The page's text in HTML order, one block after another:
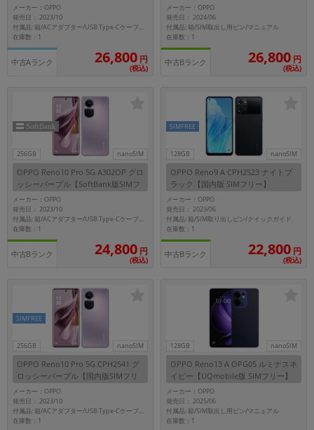
ー】
メーカー：OPPO
発売日： 2023/10
付属品: 箱/ACアダプター/USB Type-Cケーブル/保護ケース/SIM取り出し用ピン/クイックガイド
在庫数：1
中古Aランク 26,800 円
(税込)
メーカー：OPPO
発売日： 2024/06
付属品: 箱/SIM取出し用ピン/マニュアル
在庫数：1
中古Bランク 26,800 円
(税込)
256GB nanoSIM
OPPO Reno10 Pro 5G A302OP グロ
ッシーパープル【SoftBank版SIMフ
リー】
メーカー：OPPO
発売日： 2023/10
付属品: 箱/ACアダプター/USB Type-Cケーブル/保護ケース/SIM取り出し用ピン/クイックガイド
在庫数：1
中古Bランク 24,800 円
(税込)
128GB nanoSIM
SIMFREE
OPPO Reno9 A CPH2523 ナイトブ
ラック【国内版 SIMフリー】
メーカー：OPPO
発売日： 2023/06
付属品: 箱/SIM取り出しピン/クイックガイド
在庫数：1
中古Bランク 22,800 円
(税込)
256GB nanoSIM
SIMFREE
OPPO Reno10 Pro 5G CPH2541 グ
ロッシーパープル【国内版SIMフリ
ー】
メーカー：OPPO
発売日： 2023/10
付属品: 箱/ACアダプター/USB Type-Cケーブル/SIM取り出し用ピン/クイックガイド
在庫数：1
128GB nanoSIM
OPPO Reno13 A OPG05 ルミナスネ
イビー【UQmobile版 SIMフリー】
メーカー：OPPO
発売日： 2025/06
付属品: 箱/SIM取出し用ピン/マニュアル
在庫数：1